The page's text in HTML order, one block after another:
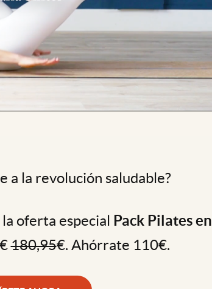
a la revolución saludable?
oferta especial Pack Pilates en
180,95€. Ahórrate 110€.